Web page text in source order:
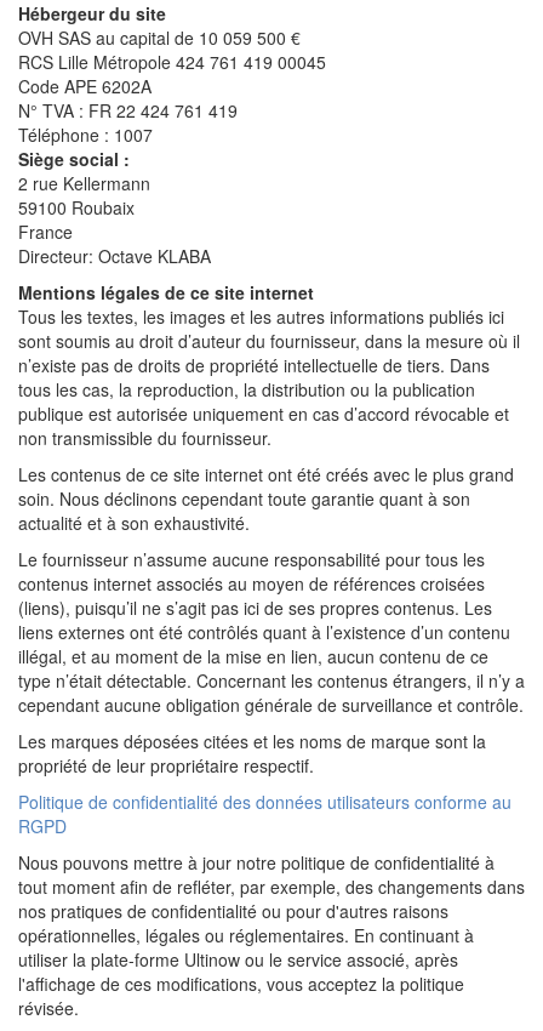
Hébergeur du site
OVH SAS au capital de 10 059 500 €
RCS Lille Métropole 424 761 419 00045
Code APE 6202A
N° TVA : FR 22 424 761 419
Téléphone : 1007
Siège social :
2 rue Kellermann
59100 Roubaix
France
Directeur: Octave KLABA
Mentions légales de ce site internet
Tous les textes, les images et les autres informations publiés ici
sont soumis au droit d’auteur du fournisseur, dans la mesure où il
n’existe pas de droits de propriété intellectuelle de tiers. Dans
tous les cas, la reproduction, la distribution ou la publication
publique est autorisée uniquement en cas d’accord révocable et
non transmissible du fournisseur.
Les contenus de ce site internet ont été créés avec le plus grand
soin. Nous déclinons cependant toute garantie quant à son
actualité et à son exhaustivité.
Le fournisseur n’assume aucune responsabilité pour tous les
contenus internet associés au moyen de références croisées
(liens), puisqu’il ne s’agit pas ici de ses propres contenus. Les
liens externes ont été contrôlés quant à l’existence d’un contenu
illégal, et au moment de la mise en lien, aucun contenu de ce
type n’était détectable. Concernant les contenus étrangers, il n’y a
cependant aucune obligation générale de surveillance et contrôle.
Les marques déposées citées et les noms de marque sont la
propriété de leur propriétaire respectif.
Politique de confidentialité des données utilisateurs conforme au
RGPD
Nous pouvons mettre à jour notre politique de confidentialité à
tout moment afin de refléter, par exemple, des changements dans
nos pratiques de confidentialité ou pour d'autres raisons
opérationnelles, légales ou réglementaires. En continuant à
utiliser la plate-forme Ultinow ou le service associé, après
l'affichage de ces modifications, vous acceptez la politique
révisée.